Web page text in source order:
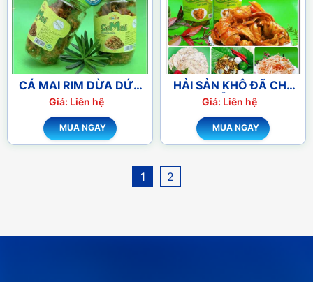
CÁ MAI RIM DỪA DỨA
'THƠM'
Giá: Liên hệ
MUA NGAY
HẢI SẢN KHÔ ĐÃ CHẾ
BIẾN SẴN ĂN LIỀN
Giá: Liên hệ
MUA NGAY
1 2